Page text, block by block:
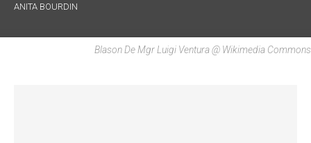
ANITA BOURDIN
Blason De Mgr Luigi Ventura @ Wikimedia Commons